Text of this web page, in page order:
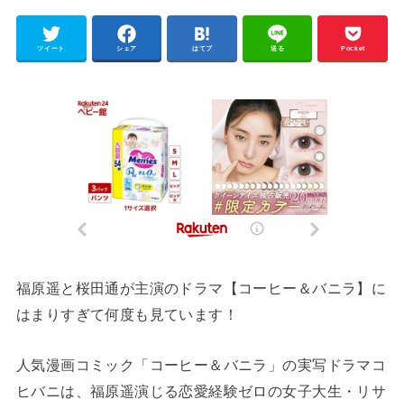
ツイート シェア はてブ 送る Pocket
福原遥と桜田通が主演のドラマ【コーヒー＆バニラ】に
はまりすぎて何度も見ています！
人気漫画コミック「コーヒー＆バニラ」の実写ドラマコ
ヒバニは、福原遥演じる恋愛経験ゼロの女子大生・リサ